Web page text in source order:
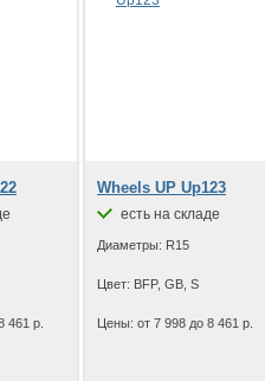
461 р.
Wheels UP Up123
есть на складе
Диаметры: R15
Цвет: BFP, GB, S
Цены: от 7 998 до 8 461 р.